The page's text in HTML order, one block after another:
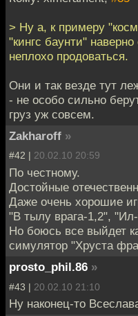
> Ну а, к примеру
"кингс баунти"
неплохо продоваться.
Они и так везде тут
- не особо сильно
груз уж совсем.
Zakharoff »
#42 | 20.02.10 20:59
По честному.
Достойные
Даже очень хорошие
"В тылу врага-1,2",
Но боюсь все выйдет
симулятор "Хруста
prosto_phil.86 »
#43 | 20.02.10 21:10
Ну наконец-то